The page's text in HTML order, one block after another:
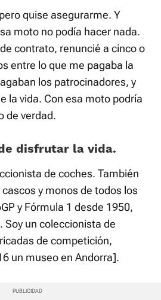
quise asegurarme. Y
moto no podía hacer nada.
contrato, renuncié a cinco o
entre lo que me pagaba la
los patrocinadores, y
la vida. Con esa moto podría
de verdad.
disfrutar la vida.
de coches. También
y monos de todos los
y Fórmula 1 desde 1950,
Soy un coleccionista de
de competición,
un museo en Andorra].